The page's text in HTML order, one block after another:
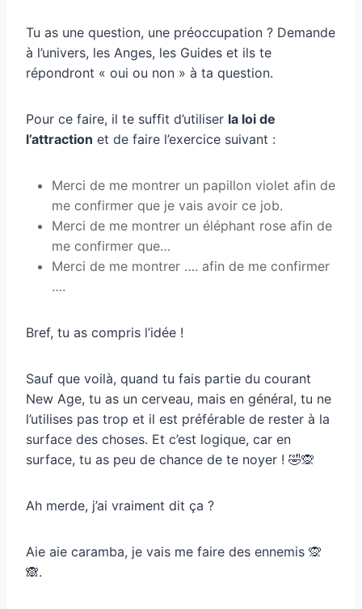
Tu as une question, une préoccupation ? Demande
à l’univers, les Anges, les Guides et ils te
répondront « oui ou non » à ta question.
Pour ce faire, il te suffit d’utiliser la loi de
l’attraction et de faire l’exercice suivant :
Merci de me montrer un papillon violet afin de
me confirmer que je vais avoir ce job.
Merci de me montrer un éléphant rose afin de
me confirmer que…
Merci de me montrer …. afin de me confirmer
….
Bref, tu as compris l’idée !
Sauf que voilà, quand tu fais partie du courant
New Age, tu as un cerveau, mais en général, tu ne
l’utilises pas trop et il est préférable de rester à la
surface des choses. Et c’est logique, car en
surface, tu as peu de chance de te noyer ! 🤣🙊
Ah merde, j’ai vraiment dit ça ?
Aie aie caramba, je vais me faire des ennemis 🙊
🙈.